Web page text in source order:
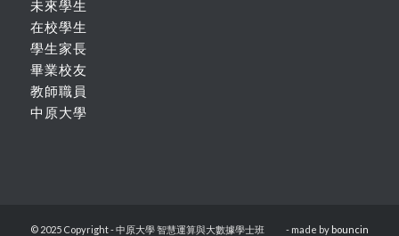
未來學生
在校學生
學生家長
畢業校友
教師職員
中原大學
© 2025 Copyright - 中原大學 智慧運算與大數據學士班 - made by bouncin